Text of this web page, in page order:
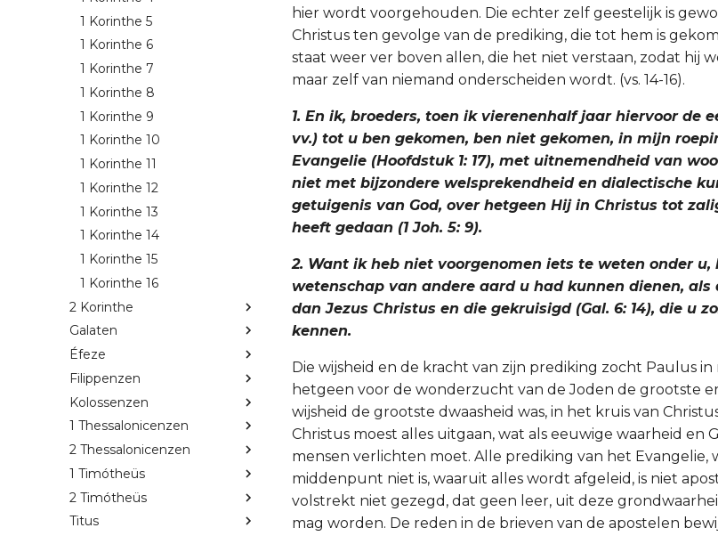
1 Korinthe 5
1 Korinthe 6
1 Korinthe 7
1 Korinthe 8
1 Korinthe 9
1 Korinthe 10
1 Korinthe 11
1 Korinthe 12
1 Korinthe 13
1 Korinthe 14
1 Korinthe 15
1 Korinthe 16
2 Korinthe
Galaten
Éfeze
Filippenzen
Kolossenzen
1 Thessalonicenzen
2 Thessalonicenzen
1 Timótheüs
2 Timótheüs
Titus
hier wordt voorgehouden. Die echter zelf geestelijk is
Christus ten gevolge van de prediking, die tot hem is
staat weer ver boven allen, die het niet verstaan, zodat hij
maar zelf van niemand onderscheiden wordt. (vs. 14-16).
1. En ik, broeders, toen ik vierenenhalf jaar hiervoor de
vv.) tot u ben gekomen, ben niet gekomen, in mijn
Evangelie (Hoofdstuk 1: 17), met uitnemendheid van
niet met bijzondere welsprekendheid en dialectische
getuigenis van God, over hetgeen Hij in Christus tot
heeft gedaan (1 Joh. 5: 9).
2. Want ik heb niet voorgenomen iets te weten onder u,
wetenschap van andere aard u had kunnen dienen, als
dan Jezus Christus en die gekruisigd (Gal. 6: 14), die u
kennen.
Die wijsheid en de kracht van zijn prediking zocht Paulus in
hetgeen voor de wonderzucht van de Joden de grootste
wijsheid de grootste dwaasheid was, in het kruis van
Christus moest alles uitgaan, wat als eeuwige waarheid en
mensen verlichten moet. Alle prediking van het Evangelie,
middenpunt niet is, waaruit alles wordt afgeleid, is niet
volstrekt niet gezegd, dat geen leer, uit deze
mag worden. De reden in de brieven van de apostelen